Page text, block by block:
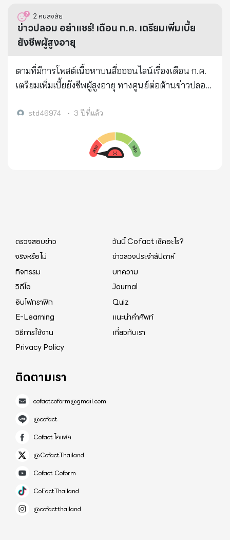
2คนสงสัย
ข่าวปลอม อย่าแชร์! เดือน ก.ค. เตรียมเพิ่มเบี้ย
ยังชีพผู้สูงอายุ
ตามที่มีการโพสต์เนื้อหาบนสื่อออนไลน์เรื่องเดือน ก.ค.
เตรียมเพิ่มเบี้ยยังชีพผู้สูงอายุ ทางศูนย์ต่อต้านข่าวปลอม
สูงอายุ กระทรวงการพัฒนาสังคมและความมั่นคงของ
std46974 • 3 ปีที่แล้ว
ตรวจสอบข่าว
วันนี้ Cofact เช็คอะไร?
จริงหรือไม่
ข่าวลวงประจำสัปดาห์
กิจกรรม
บทความ
วิดีโอ
Journal
อินโฟกราฟิก
Quiz
E-Learning
แนะนำคำศัพท์
วิธีการใช้งาน
เกี่ยวกับเรา
Privacy Policy
ติดตามเรา
cofactcoform@gmail.com
@cofact
Cofact โคแฟค
@CofactThailand
Cofact Coform
CoFactThailand
@cofactthailand